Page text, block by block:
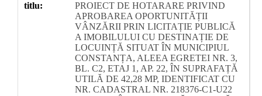
titlu:
PROIECT DE HOTARARE PRIVIND
APROBAREA OPORTUNITĂȚII
VÂNZĂRII PRIN LICITAȚIE PUBLICĂ
A IMOBILULUI CU DESTINAȚIE DE
LOCUINȚĂ SITUAT ÎN MUNICIPIUL
CONSTANȚA, ALEEA EGRETEI NR. 3,
BL. C2, ETAJ 1, AP. 22, ÎN SUPRAFAȚĂ
UTILĂ DE 42,28 MP, IDENTIFICAT CU
NR. CADASTRAL NR. 218376-C1-U22